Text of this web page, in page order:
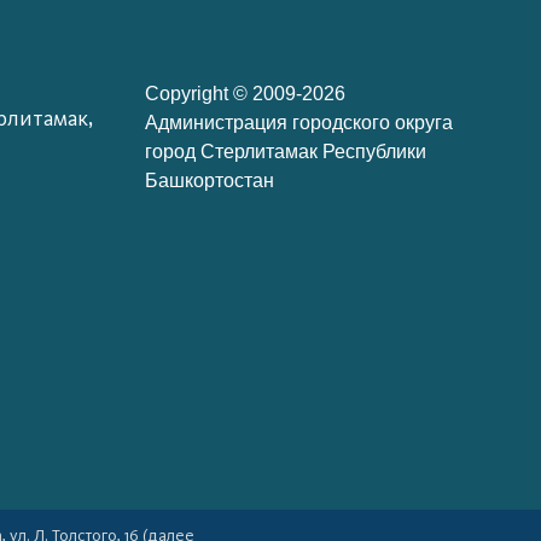
Copyright © 2009-2026
Администрация городского округа
город Стерлитамак Республики
Башкортостан
Л. Толстого, 16 (далее